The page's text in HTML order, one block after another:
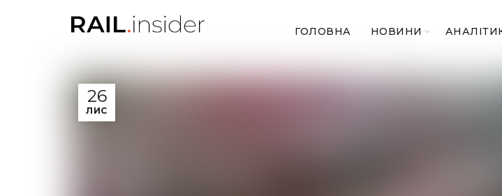
ГОЛОВНА НОВИНИ
26
ЛИС